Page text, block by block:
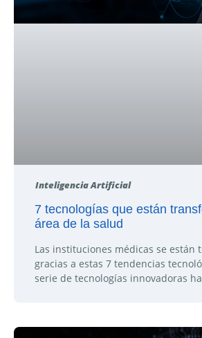
Inteligencia Artificial
7 tecnologías que están
área de la salud
Las instituciones médicas se están
gracias a estas 7 tendencias
serie de tecnologías innovadoras